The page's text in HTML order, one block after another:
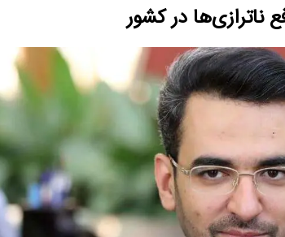
ناترازی‌ها در کشور